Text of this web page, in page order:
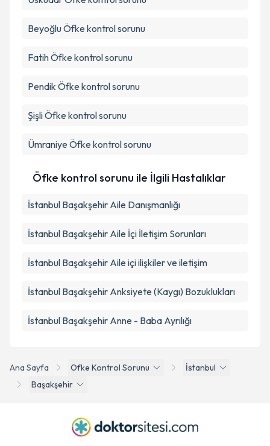
Ana Sayfa Ofke Kontrol Sorunu
İstanbul
Başakşehir
BeyoğluÖfke kontrol sorunu
FatihÖfke kontrol sorunu
Pendik Öfke kontrol sorunu
ŞişliÖfke kontrol sorunu
Ümraniye Öfke kontrol sorunu
Öfke kontrol sorunu ile İlgili Hastalıklar
İstanbul Başakşehir Aile Danışmanlığı
İstanbul Başakşehir Aile İçi İletişim Sorunları
İstanbul Başakşehir Aile içi ilişkiler ve iletişim
İstanbul Başakşehir Anksiyete (Kaygı) Bozuklukları
İstanbul Başakşehir Anne - Baba Ayrılığı